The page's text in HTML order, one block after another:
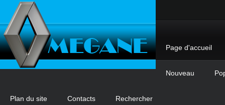
Page d'accueil
Nouveau
Plan du site Contacts Rechercher